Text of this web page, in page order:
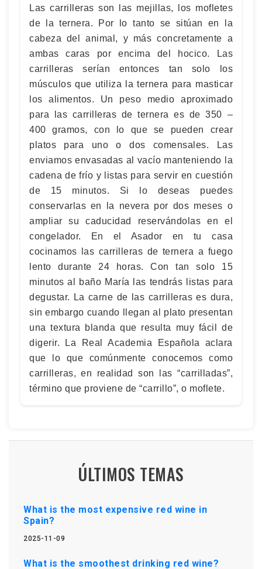
Las carrilleras son las mejillas, los mofletes
de la ternera. Por lo tanto se sitúan en la
cabeza del animal, y más concretamente a
ambas caras por encima del hocico. Las
carrilleras serían entonces tan solo los
músculos que utiliza la ternera para masticar
los alimentos. Un peso medio aproximado
para las carrilleras de ternera es de 350 –
400 gramos, con lo que se pueden crear
platos para uno o dos comensales. Las
enviamos envasadas al vacío manteniendo la
cadena de frío y listas para servir en cuestión
de 15 minutos. Si lo deseas puedes
conservarlas en la nevera por dos meses o
ampliar su caducidad reservándolas en el
congelador. En el Asador en tu casa
cocinamos las carrilleras de ternera a fuego
lento durante 24 horas. Con tan solo 15
minutos al baño María las tendrás listas para
degustar. La carne de las carrilleras es dura,
sin embargo cuando llegan al plato presentan
una textura blanda que resulta muy fácil de
digerir. La Real Academia Española aclara
que lo que comúnmente conocemos como
carrilleras, en realidad son las “carrilladas”,
término que proviene de “carrillo”, o moflete.
ÚLTIMOS TEMAS
What is the most expensive red wine in
Spain?
2025-11-09
What is the smoothest drinking red wine?